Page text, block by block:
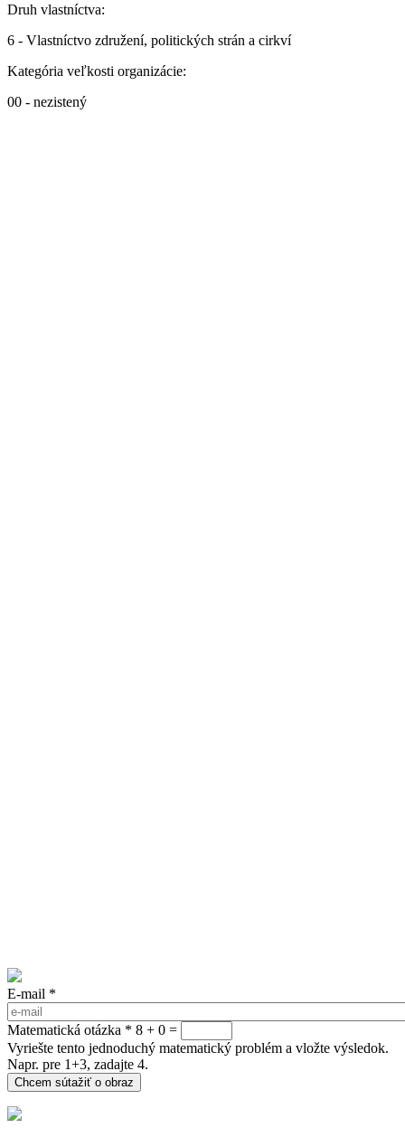
Druh vlastníctva:
6 - Vlastníctvo združení, politických strán a cirkví
Kategória veľkosti organizácie:
00 - nezistený
E-mail *
Matematická otázka * 8 + 0 =
Vyriešte tento jednoduchý matematický problém a vložte výsledok.
Napr. pre 1+3, zadajte 4.